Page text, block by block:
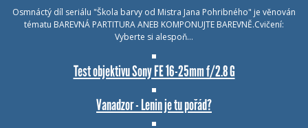
Osmnáctý díl seriálu "Škola barvy od Mistra Jana Pohribného" je věnován
tématu BAREVNÁ PARTITURA ANEB KOMPONUJTE BAREVNĚ.Cvičení:
Vyberte si alespoň…
Test objektivu Sony FE 16-25mm f/2.8 G
Vanadzor - Lenin je tu pořád?